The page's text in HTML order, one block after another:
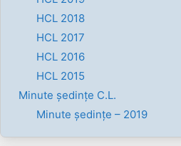
HCL 2018
HCL 2017
HCL 2016
HCL 2015
Minute ședințe C.L.
Minute ședințe – 2019